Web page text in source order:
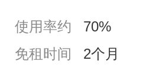
使用率约 70%
免租时间
2个月